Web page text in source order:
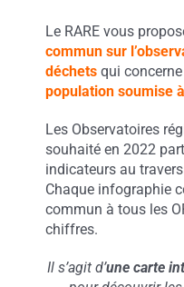
Le RARE vous
commun sur
déchetsqui
population soumise
Les Observatoires
souhaité en 2022
indicateurs au
Chaque infographie
commun à tous les
chiffres.
Il s’agit d’une carte